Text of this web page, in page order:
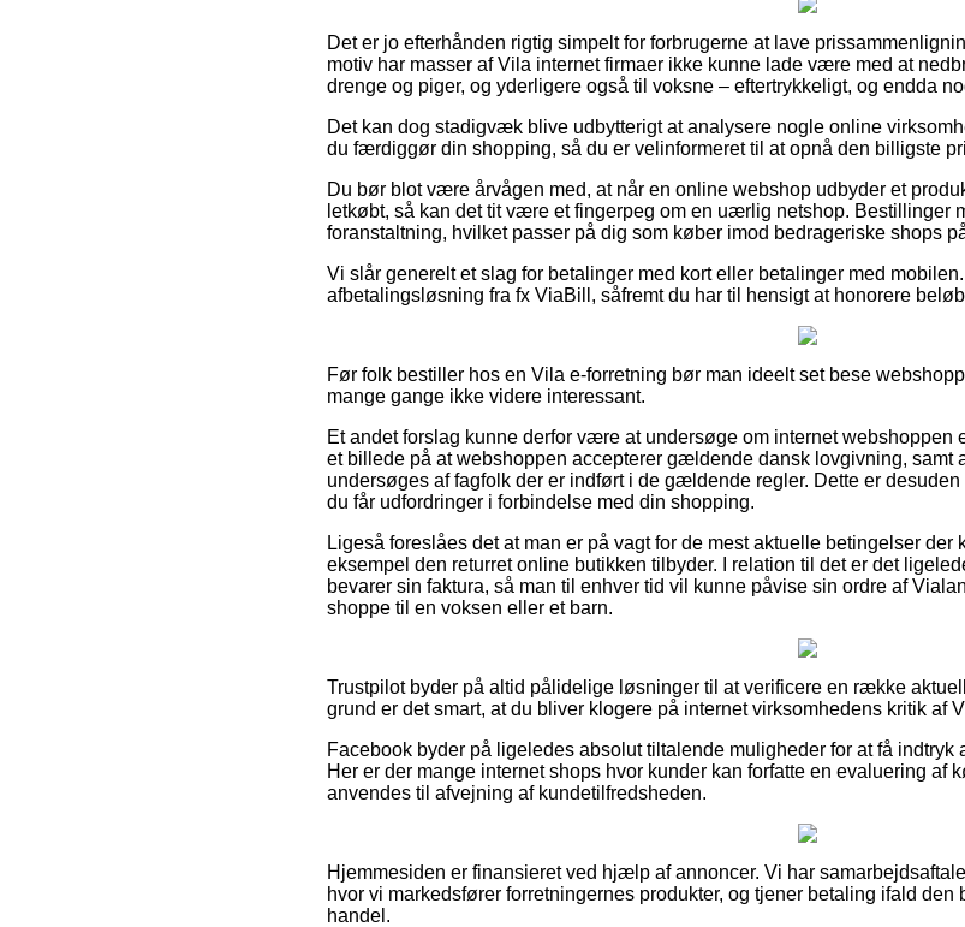
Det er jo efterhånden rigtig simpelt for forbrugerne at lave
motiv har masser af Vila internet firmaer ikke kunne lade være med at
drenge og piger, og yderligere også til voksne – eftertrykkeligt, og endda
Det kan dog stadigvæk blive udbytterigt at analysere nogle online
du færdiggør din shopping, så du er velinformeret til at opnå den billigste
Du bør blot være årvågen med, at når en online webshop udbyder et
letkøbt, så kan det tit være et fingerpeg om en uærlig netshop. Bestillinger
foranstaltning, hvilket passer på dig som køber imod bedrageriske shops
Vi slår generelt et slag for betalinger med kort eller betalinger med
afbetalingsløsning fra fx ViaBill, såfremt du har til hensigt at honorere
Før folk bestiller hos en Vila e-forretning bør man ideelt set bese
mange gange ikke videre interessant.
Et andet forslag kunne derfor være at undersøge om internet
et billede på at webshoppen accepterer gældende dansk lovgivning, samt
undersøges af fagfolk der er indført i de gældende regler. Dette er
du får udfordringer i forbindelse med din shopping.
Ligeså foreslåes det at man er på vagt for de mest aktuelle betingelser der
eksempel den returret online butikken tilbyder. I relation til det er det
bevarer sin faktura, så man til enhver tid vil kunne påvise sin ordre af
shoppe til en voksen eller et barn.
Trustpilot byder på altid pålidelige løsninger til at verificere en række
grund er det smart, at du bliver klogere på internet virksomhedens kritik af
Facebook byder på ligeledes absolut tiltalende muligheder for at få indtryk
Her er der mange internet shops hvor kunder kan forfatte en evaluering af
anvendes til afvejning af kundetilfredsheden.
Hjemmesiden er finansieret ved hjælp af annoncer. Vi har
hvor vi markedsfører forretningernes produkter, og tjener betaling ifald den
handel.